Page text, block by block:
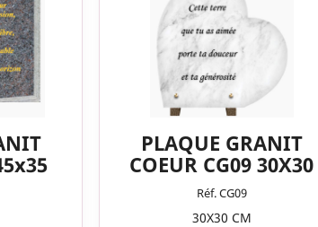
PLAQUE GRANIT
COEUR CG09 30X30
Réf. CG09
30X30 CM